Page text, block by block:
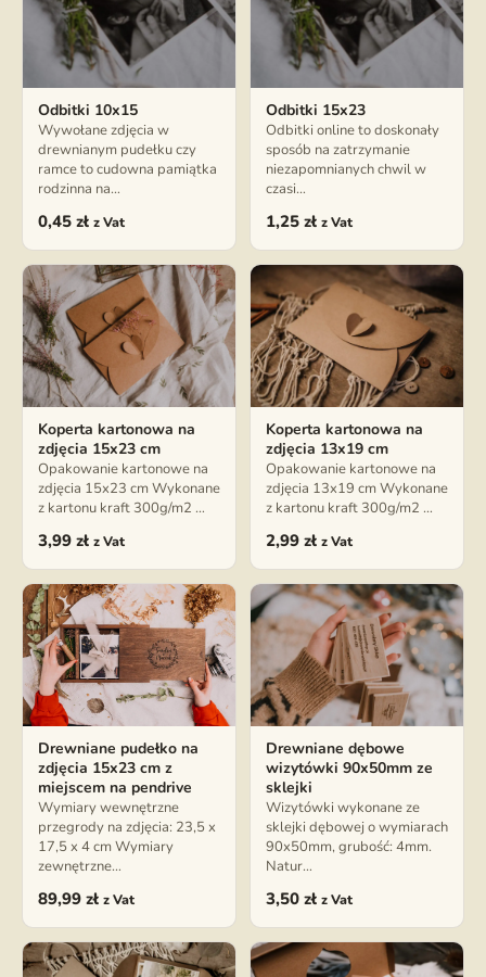
Odbitki 10x15
Wywołane zdjęcia w
drewnianym pudełku czy
ramce to cudowna pamiątka
rodzinna na…
0,45 zł z Vat
Odbitki 15x23
Odbitki online to doskonały
sposób na zatrzymanie
niezapomnianych chwil w
czasi…
1,25 zł z Vat
Koperta kartonowa na
zdjęcia 15x23 cm
Opakowanie kartonowe na
zdjęcia 15x23 cm Wykonane
z kartonu kraft 300g/m2 …
3,99 zł z Vat
Koperta kartonowa na
zdjęcia 13x19 cm
Opakowanie kartonowe na
zdjęcia 13x19 cm Wykonane
z kartonu kraft 300g/m2 …
2,99 zł z Vat
Drewniane pudełko na
zdjęcia 15x23 cm z
miejscem na pendrive
Wymiary wewnętrzne
przegrody na zdjęcia: 23,5 x
17,5 x 4 cm Wymiary
zewnętrzne…
89,99 zł z Vat
Drewniane dębowe
wizytówki 90x50mm ze
sklejki
Wizytówki wykonane ze
sklejki dębowej o wymiarach
90x50mm, grubość: 4mm.
Natur…
3,50 zł z Vat